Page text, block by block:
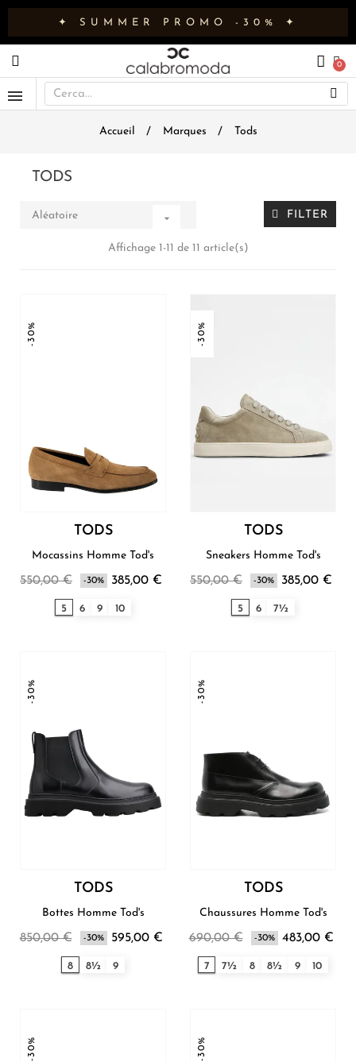
✦ SUMMER PROMO -30% ✦
Accueil Marques Tods
TODS
Aléatoire  FILTER
Affichage 1-11 de 11 article(s)
-30%
TODS
Mocassins Homme Tod's
550,00 € -30% 385,00 €
5 6 9 10
-30%
TODS
Sneakers Homme Tod's
550,00 € -30% 385,00 €
5 6 7½
-30%
TODS
Bottes Homme Tod's
850,00 € -30% 595,00 €
8 8½ 9
-30%
TODS
Chaussures Homme Tod's
690,00 € -30% 483,00 €
7 7½ 8 8½ 9 10
-30% -30%